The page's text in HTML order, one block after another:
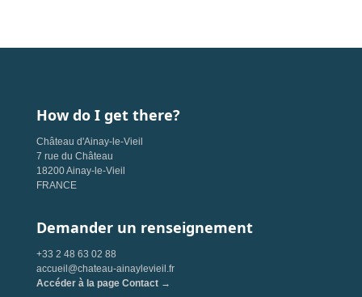
How do I get there?
Château d'Ainay-le-Vieil
7 rue du Château
18200 Ainay-le-Vieil
FRANCE
Demander un renseignement
+33 2 48 63 02 88
accueil@chateau-ainaylevieil.fr
Accéder à la page Contact →